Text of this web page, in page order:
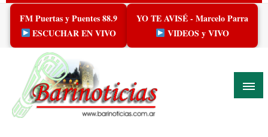
Skip
content
FM Puertas y Puentes 88.9
ESCUCHAR EN VIVO
YO TE AVISÉ - Marcelo Parra
VIDEOS y VIVO